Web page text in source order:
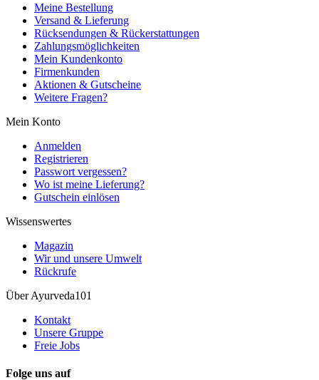
Meine Bestellung
Versand & Lieferung
Rücksendungen & Rückerstattungen
Zahlungsmöglichkeiten
Mein Kundenkonto
Firmenkunden
Aktionen & Gutscheine
Weitere Fragen?
Mein Konto
Anmelden
Registrieren
Passwort vergessen?
Wo ist meine Lieferung?
Gutschein einlösen
Wissenswertes
Magazin
Wir und unsere Umwelt
Rückrufe
Über Ayurveda101
Kontakt
Unsere Gruppe
Freie Jobs
Folge uns auf